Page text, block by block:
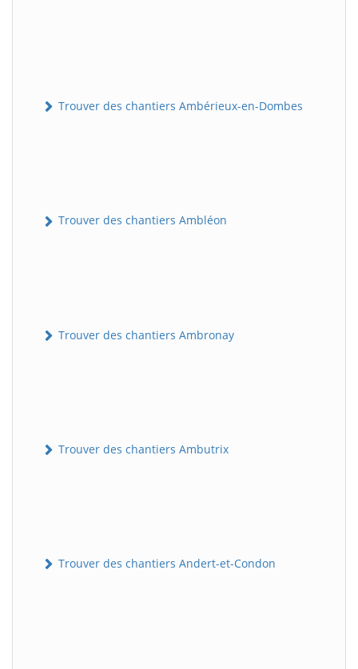
Trouver des chantiers Ambérieux-en-Dombes
Trouver des chantiers Ambléon
Trouver des chantiers Ambronay
Trouver des chantiers Ambutrix
Trouver des chantiers Andert-et-Condon